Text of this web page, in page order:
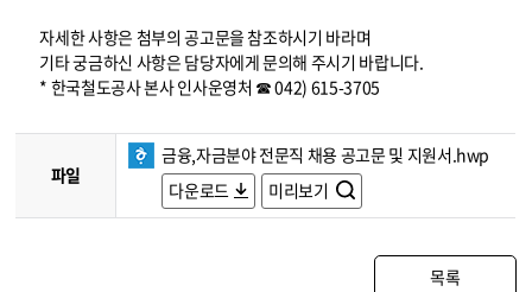
자세한 사항은 첨부의 공고문을 참조하시기 바라며
기타 궁금하신 사항은 담당자에게 문의해 주시기 바랍니다.
* 한국철도공사 본사 인사운영처 ☎ 042) 615-3705
파일
금융,자금분야 전문직 채용 공고문 및 지원서.hwp
다운로드
미리보기
목록